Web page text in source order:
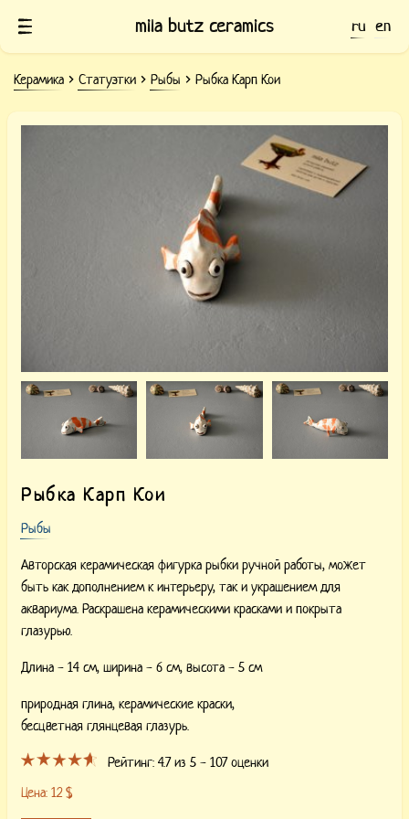
mila butz ceramics ru en
Керамика Статуэтки Рыбы Рыбка Карп Кои
Рыбка керамическая Карп Кои
Рыбка Карп Кои
Рыбы
Авторская керамическая фигурка рыбки ручной работы, может
быть как дополнением к интерьеру, так и украшением для
аквариума. Раскрашена керамическими красками и покрыта
глазурью.
Длина - 14 см, ширина - 6 см, высота - 5 см
природная глина, керамические краски,
бесцветная глянцевая глазурь.
Рейтинг:4.7из 5 -107оценки
Цена: 12 $